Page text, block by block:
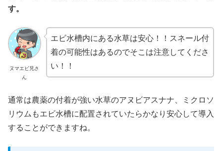
す。
ヌマエビ兄さ
ん
エビ水槽内にある水草は安心！！スネール付
着の可能性はあるのでそこは注意してくださ
い！！
通常は農薬の付着が強い水草のアヌビアスナナ、ミクロソ
リウムもエビ水槽に配置されていたらかなり安心して導入
することができますね。